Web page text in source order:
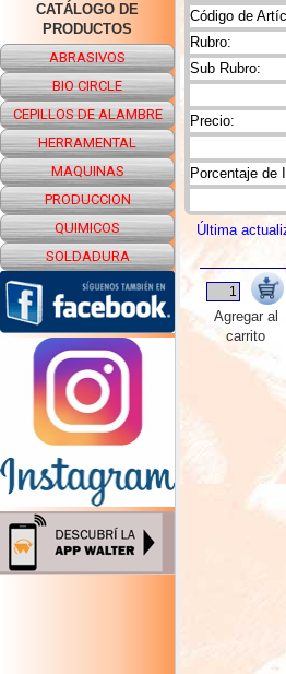
CATÁLOGO DE
PRODUCTOS
ABRASIVOS
BIO CIRCLE
CEPILLOS DE ALAMBRE
HERRAMENTAL
MAQUINAS
PRODUCCION
QUIMICOS
SOLDADURA
Código de
Rubro:
Sub Rubro:
Precio:
Porcentaje de
Última
Agregar al
carrito